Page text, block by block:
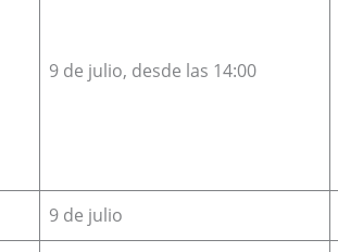
9 de julio, desde las 14:00
9 de julio